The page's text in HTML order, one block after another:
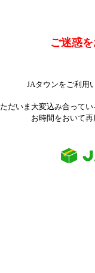
ご迷惑
JAタウンをご利用
ただいま大変込み合って
お時間をおいて